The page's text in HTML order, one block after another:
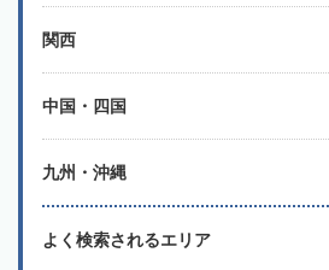
関西
中国・四国
九州・沖縄
よく検索されるエリア